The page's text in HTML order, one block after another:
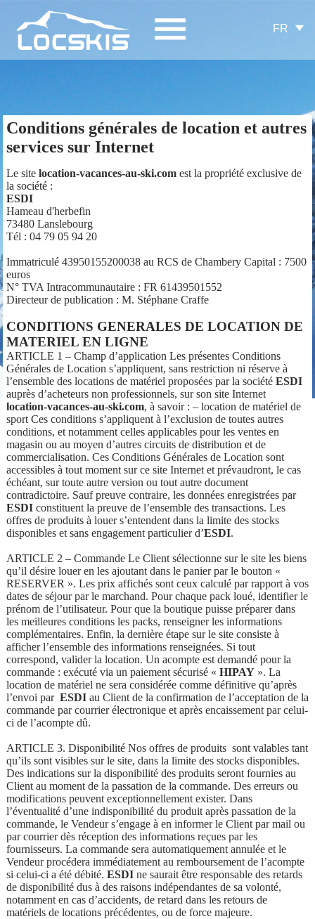
FR
Conditions générales de location et autres
services sur Internet
Le site location-vacances-au-ski.comest la propriété exclusive de
la société :
ESDI
Hameau d'herbefin
73480 Lanslebourg
Tél : 04 79 05 94 20
Immatriculé 43950155200038 au RCS de Chambery Capital : 7500
euros
N° TVA Intracommunautaire : FR 61439501552
Directeur de publication : M. Stéphane Craffe
CONDITIONS GENERALES DE LOCATION DE
MATERIEL EN LIGNE
ARTICLE 1 – Champ d’application Les présentes Conditions
Générales de Location s’appliquent, sans restriction ni réserve à
l’ensemble des locations de matériel proposées par la société ESDI
auprès d’acheteurs non professionnels, sur son site Internet
location-vacances-au-ski.com, à savoir : – location de matériel de
sport Ces conditions s’appliquent à l’exclusion de toutes autres
conditions, et notamment celles applicables pour les ventes en
magasin ou au moyen d’autres circuits de distribution et de
commercialisation. Ces Conditions Générales de Location sont
accessibles à tout moment sur ce site Internet et prévaudront, le cas
échéant, sur toute autre version ou tout autre document
contradictoire. Sauf preuve contraire, les données enregistrées par
ESDIconstituent la preuve de l’ensemble des transactions. Les
offres de produits à louer s’entendent dans la limite des stocks
disponibles et sans engagement particulier d’ESDI.
ARTICLE 2 – Commande Le Client sélectionne sur le site les biens
qu’il désire louer en les ajoutant dans le panier par le bouton «
RESERVER ». Les prix affichés sont ceux calculé par rapport à vos
dates de séjour par le marchand. Pour chaque pack loué, identifier le
prénom de l’utilisateur. Pour que la boutique puisse préparer dans
les meilleures conditions les packs, renseigner les informations
complémentaires. Enfin, la dernière étape sur le site consiste à
afficher l’ensemble des informations renseignées. Si tout
correspond, valider la location. Un acompte est demandé pour la
commande : exécuté via un paiement sécurisé « HIPAY». La
location de matériel ne sera considérée comme définitive qu’après
l’envoi par ESDIau Client de la confirmation de l’acceptation de la
commande par courrier électronique et après encaissement par celui-
ci de l’acompte dû.
ARTICLE 3. Disponibilité Nos offres de produits sont valables tant
qu’ils sont visibles sur le site, dans la limite des stocks disponibles.
Des indications sur la disponibilité des produits seront fournies au
Client au moment de la passation de la commande. Des erreurs ou
modifications peuvent exceptionnellement exister. Dans
l’éventualité d’une indisponibilité du produit après passation de la
commande, le Vendeur s’engage à en informer le Client par mail ou
par courrier dès réception des informations reçues par les
fournisseurs. La commande sera automatiquement annulée et le
Vendeur procédera immédiatement au remboursement de l’acompte
si celui-ci a été débité. ESDIne saurait être responsable des retards
de disponibilité dus à des raisons indépendantes de sa volonté,
notamment en cas d’accidents, de retard dans les retours de
matériels de locations précédentes, ou de force majeure.